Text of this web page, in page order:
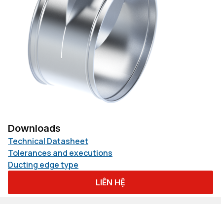
Downloads
Technical Datasheet
Tolerances and executions
Ducting edge type
LIÊN HỆ